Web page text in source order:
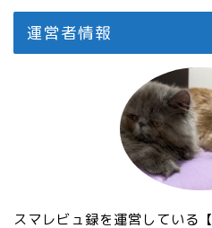
運営者情報
スマレビュ録を運営している